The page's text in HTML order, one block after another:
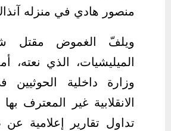
منصور هادي في منزله
ويلفّ الغموض مقتل
الميليشيات، الذي نعته،
وزارة داخلية الحوثيين
الانقلابية غير المعترف
تداول تقارير إعلامية